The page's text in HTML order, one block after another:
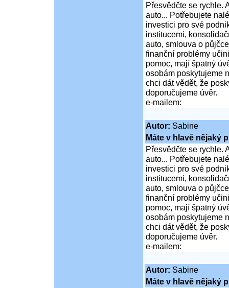
Přesvědčte se rychle.
auto... Potřebujete
investici pro své
institucemi,
auto, smlouva o
finanční problémy
pomoc, mají špatný
osobám poskytujeme
chci dát vědět, že
doporučujeme úvěr.
e-mailem:
Autor: Sabine
Máte v hlavě nějaký
Přesvědčte se rychle.
auto... Potřebujete
investici pro své
institucemi,
auto, smlouva o
finanční problémy
pomoc, mají špatný
osobám poskytujeme
chci dát vědět, že
doporučujeme úvěr.
e-mailem:
Autor: Sabine
Máte v hlavě nějaký